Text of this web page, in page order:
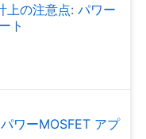
上の注意点: パワー
ト
ワーMOSFET アプ